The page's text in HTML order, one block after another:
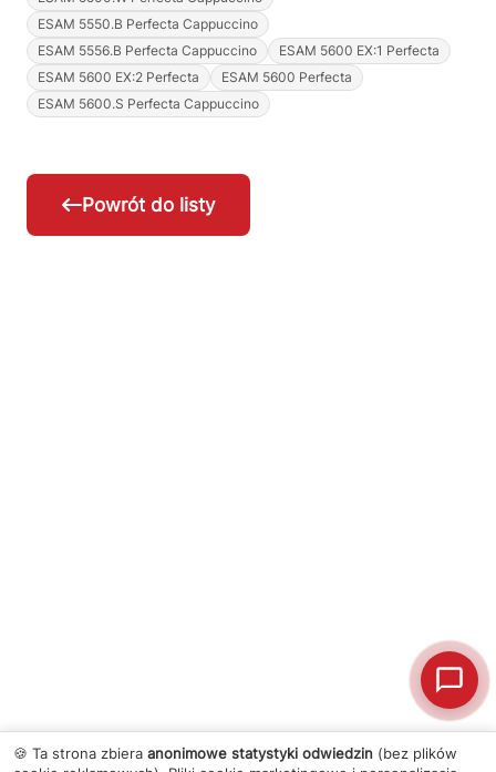
ESAM 5550.B Perfecta Cappuccino
ESAM 5556.B Perfecta Cappuccino
ESAM 5600 EX:1 Perfecta
ESAM 5600 EX:2 Perfecta
ESAM 5600 Perfecta
ESAM 5600.S Perfecta Cappuccino
Powrót do listy
🍪 Ta strona zbiera anonimowe statystyki odwiedzin (bez plików